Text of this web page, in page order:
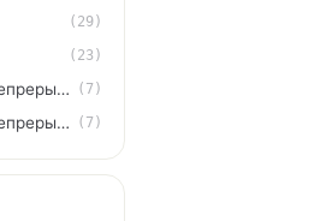
(29)
(23)
Оцинкованная с непрерывных линий с покрытием (7)
Оцинкованная с непрерывных линий (7)